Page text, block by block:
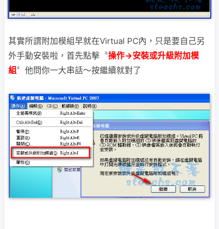
其實所謂附加模組早就在Virtual PC內，只是要自己另
外手動安裝啦， 首先點擊〝操作→安裝或升級附加模
組 〞他問你一大串話～按繼續就對了